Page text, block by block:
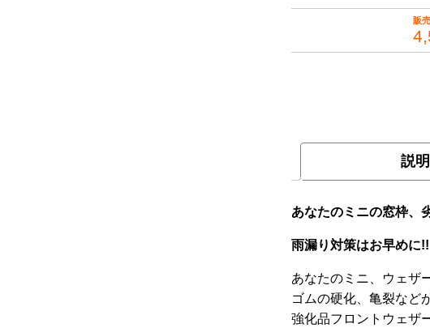
販
説明
あなたのミニの窓枠、
雨漏り対策はお早めに!!
あなたのミニ、ウェザ
ゴムの硬化、亀裂など
強化品フロントウェザ